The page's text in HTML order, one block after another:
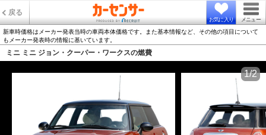
戻る
お気に入り メニュー
新車時価格はメーカー発表当時の車両本体価格です。また基本情報など、その他の項目について
もメーカー発表時の情報に基いています。
ミニ ミニ ジョン・クーパー・ワークスの燃費
1/2